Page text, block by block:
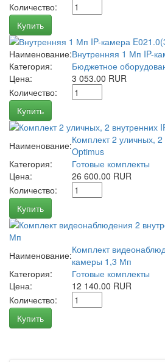
Количество:
Купить
Наименование:Внутренняя 1 Мп IP-
Категория:
Бюджетное
Цена:
3 053.00 RUR
Количество:
Купить
Наименование:Комплект 2 уличных,
Optimus
Категория:
Готовые комплекты
Цена:
26 600.00 RUR
Количество:
Купить
Наименование:Комплект
камеры 1,3 Мп
Категория:
Готовые комплекты
Цена:
12 140.00 RUR
Количество:
Купить